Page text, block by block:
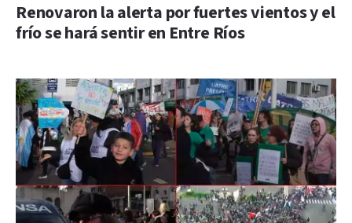
Renovaron la alerta por fuertes vientos y el
frío se hará sentir en Entre Ríos